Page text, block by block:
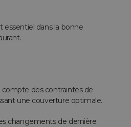
essentiel dans la bonne
des contraintes de
une couverture optimale.
changements de dernière